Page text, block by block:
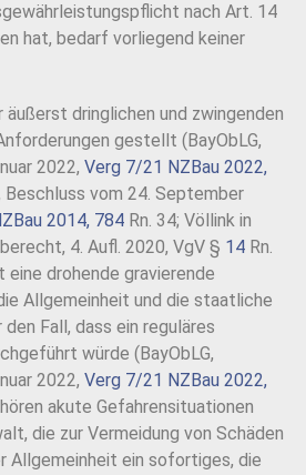
nach Art. 14
hat, bedarf vorliegend keiner
äußerst dringlichen und zwingenden
gestellt (BayObLG,
2022, Verg 7/21 NZBau 2022,
Beschluss vom 24. September
2014, 784 Rn. 34; Völlink in
4. Aufl. 2020, VgV § 14 Rn.
drohende gravierende
Allgemeinheit und die staatliche
Fall, dass ein reguläres
würde (BayObLG,
2022, Verg 7/21 NZBau 2022,
akute Gefahrensituationen
die zur Vermeidung von Schäden
Allgemeinheit ein sofortiges, die